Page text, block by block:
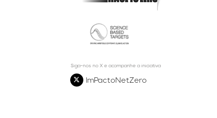
Siga-nos no X e acompanhe a iniciativa
ImPactoNetZero